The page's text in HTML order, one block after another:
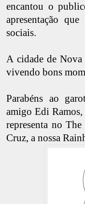
encantou o
apresentação
sociais.
A cidade de
vivendo bons
Parabéns ao
amigo Edi
representa no
Cruz, a nossa